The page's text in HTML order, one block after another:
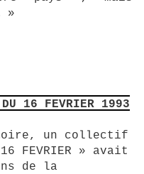
»
DU 16 FEVRIER 1993
un collectif
16 FEVRIER » avait
de la